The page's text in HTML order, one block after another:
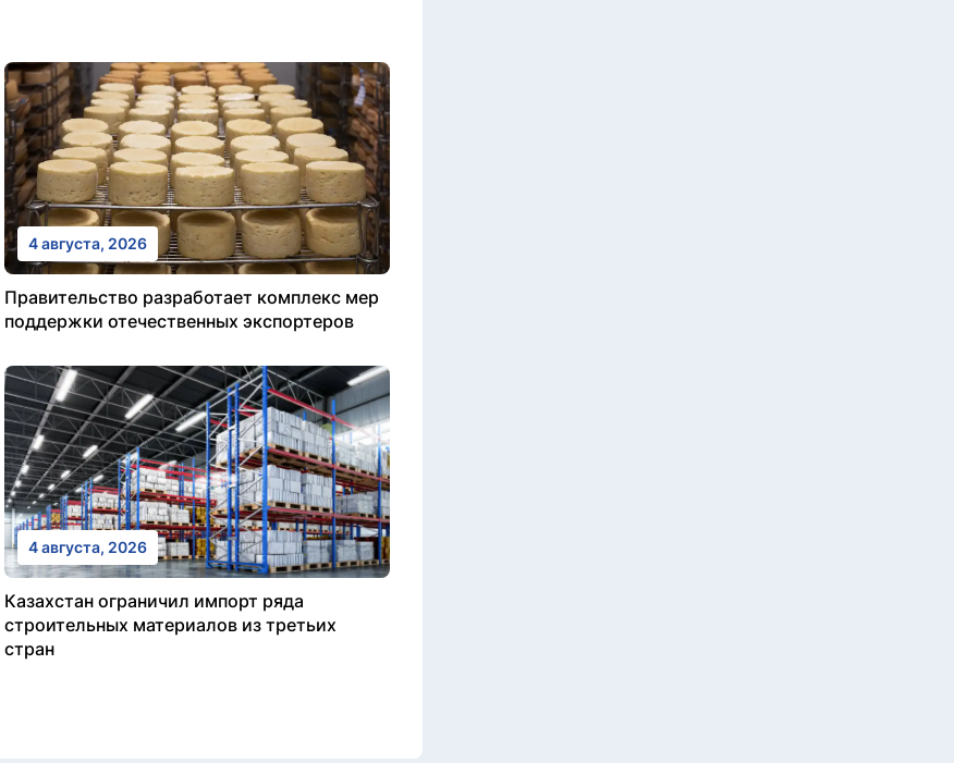
4 августа, 2026
Правительство разработает комплекс мер
поддержки отечественных экспортеров
4 августа, 2026
Казахстан ограничил импорт ряда
строительных материалов из третьих
стран